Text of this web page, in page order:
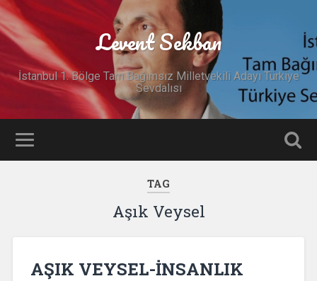
Levent Sekban
İstanbul 1. Bölge Tam Bağımsız Milletvekili Adayı Türkiye
Sevdalısı
TAG
Aşık Veysel
AŞIK VEYSEL-İNSANLIK